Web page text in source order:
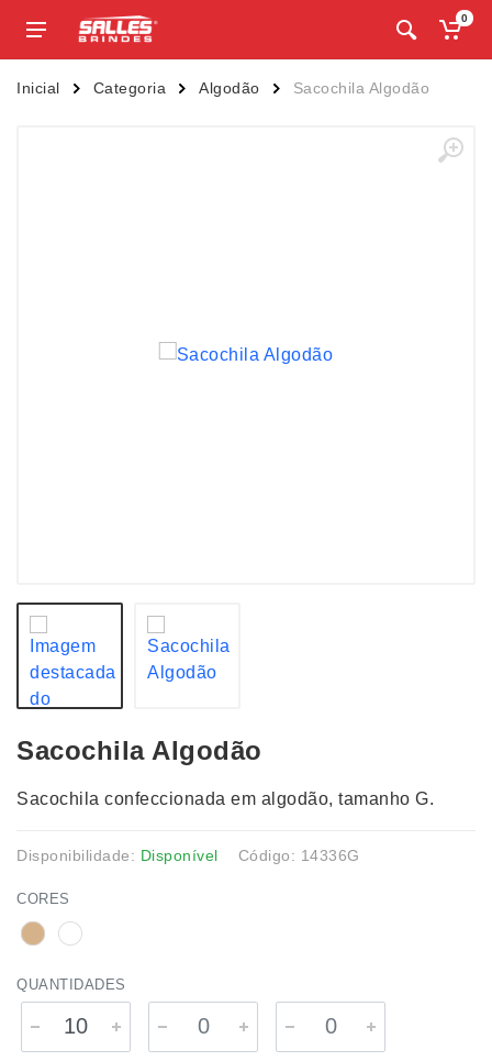
0
Inicial Categoria Algodão Sacochila Algodão
Sacochila Algodão
Sacochila confeccionada em algodão, tamanho G.
Disponibilidade: Disponível Código: 14336G
CORES
QUANTIDADES